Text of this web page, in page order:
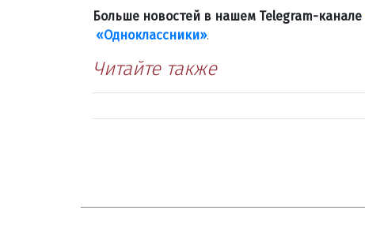
Больше новостей в нашем Telegram-канале
«Одноклассники».
Читайте также